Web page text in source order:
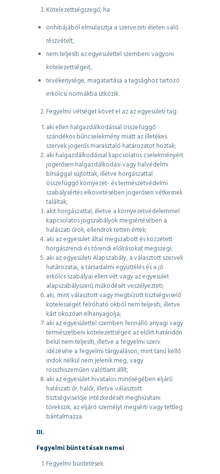
Kötelezettségszegő, ha
önhibájából elmulasztja a szervezeti életen való
részvételt,
nem teljesíti az egyesülettel szembeni vagyoni
kötelezettségeit,
tevékenysége, magatartása a tagsághoz tartozó
erkölcsi normákba ütközik.
Fegyelmi vétséget követ el az az egyesületi tag:
aki ellen halgazdálkodással összefüggő
szándékos bűncselekmény miatt az illetékes
szervek jogerős marasztaló határozatot hoztak;
aki halgazdálkodással kapcsolatos cselekményért
jogerősen halgazdálkodási vagy halvédelmi
bírsággal sújtottak, illetve horgászattal
összefüggő környezet- és természetvédelmi
szabálysértés elkövetésében jogerősen vétkesnek
találtak;
akit horgászattal, illetve a környezetvédelemmel
kapcsolatos jogszabályok megsértésében a
halászati őrök, ellenőrök tetten értek;
aki az egyesület által megszabott és közzétett
horgászrendi és tórendi előírásokat megszegi;
aki az egyesületi Alapszabály, a választott szervek
határozatai, a társadalmi együttélés és a jó
erkölcs szabályai ellen vét vagy az egyesület
alapszabályszerű működését veszélyezteti;
aki, mint választott vagy megbízott tisztségviselő
kötelességét felróható okból nem teljesíti, illetve
kárt okozóan elhanyagolja;
aki az egyesülettel szemben fennálló anyagi vagy
természetbeni kötelezettségeit az előírt határidőn
belül nem teljesíti, illetve a fegyelmi szerv
idézésére a fegyelmi tárgyaláson, mint tanú kellő
indok nélkül nem jelenik meg, vagy
rosszhiszeműen valótlant állít;
aki az egyesület hivatalos minőségében eljáró
halászati őr, halőr, illetve választott
tisztségviselője intézkedését meghiúsítani
törekszik, az eljáró személyt megsérti vagy tettleg
bántalmazza.
III.
Fegyelmi büntetések nemei
Fegyelmi büntetések: